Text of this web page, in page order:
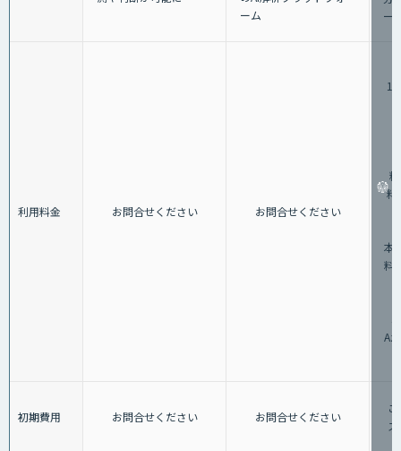
ーム
ー
利用料金 お問合せください お問合せください
料
本
料
初期費用 お問合せください お問合せください